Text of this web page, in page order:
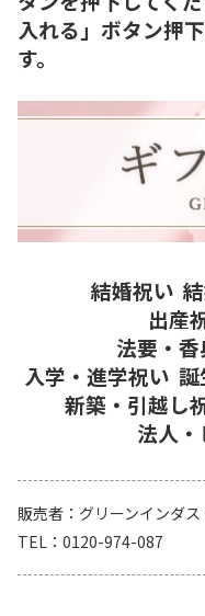
入れる」ボタン押
す。
結婚祝い
出産
法要・
入学・進学祝い
新築・引越し
法人
販売者
グリーンインダ
TEL
0120-974-087